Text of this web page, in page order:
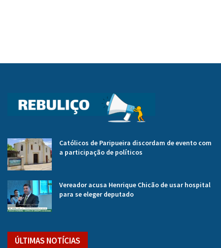
Católicos de Paripueira discordam de evento com
a participação de políticos
Vereador acusa Henrique Chicão de usar hospital
para se eleger deputado
ÚLTIMAS NOTÍCIAS